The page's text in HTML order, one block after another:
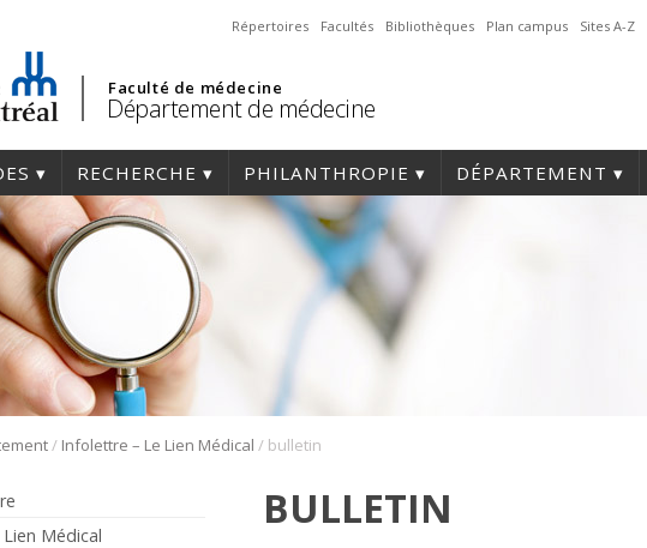
Répertoires Facultés Bibliothèques Plan campus Sites A-Z
Faculté de médecine
Département de médecine
RECHERCHE PHILANTHROPIE DÉPARTEMENT
/ Infolettre – Le Lien Médical / bulletin
Médical
BULLETIN